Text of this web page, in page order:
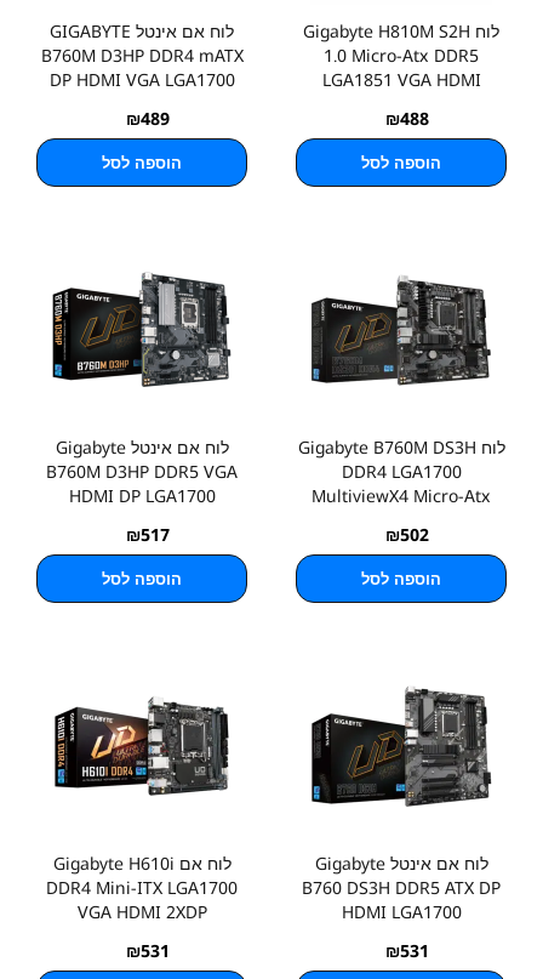
לוח Gigabyte H810M S2H
1.0 Micro-Atx DDR5
LGA1851 VGA HDMI
₪488
הוספה לסל
לוח אם אינטל GIGABYTE
B760M D3HP DDR4 mATX
DP HDMI VGA LGA1700
₪489
הוספה לסל
לוח Gigabyte B760M DS3H
DDR4 LGA1700
MultiviewX4 Micro-Atx
₪502
הוספה לסל
לוח אם אינטל Gigabyte
B760M D3HP DDR5 VGA
HDMI DP LGA1700
₪517
הוספה לסל
לוח אם אינטל Gigabyte
B760 DS3H DDR5 ATX DP
HDMI LGA1700
₪531
לוח אם Gigabyte H610i
DDR4 Mini-ITX LGA1700
VGA HDMI 2XDP
₪531